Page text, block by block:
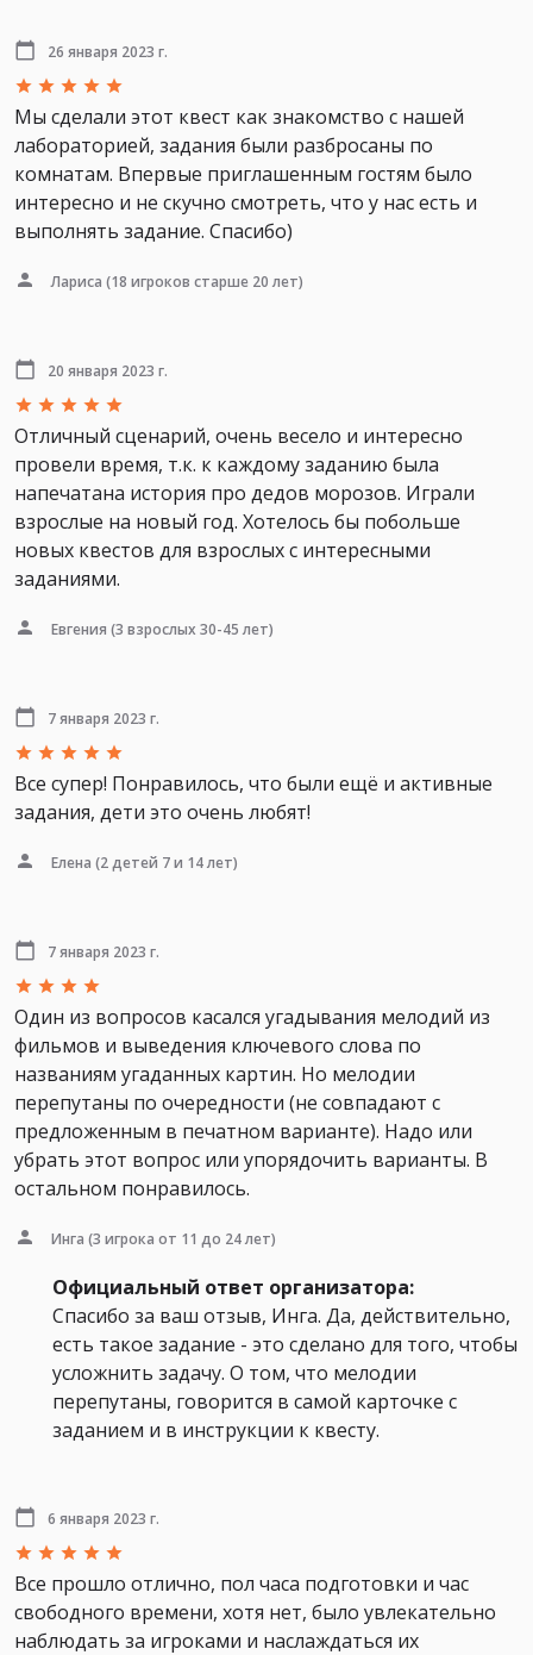
26 января 2023 г.
Мы сделали этот квест как знакомство с нашей
лабораторией, задания были разбросаны по
комнатам. Впервые приглашенным гостям было
интересно и не скучно смотреть, что у нас есть и
выполнять задание. Спасибо)
Лариса (18 игроков старше 20 лет)
20 января 2023 г.
Отличный сценарий, очень весело и интересно
провели время, т.к. к каждому заданию была
напечатана история про дедов морозов. Играли
взрослые на новый год. Хотелось бы побольше
новых квестов для взрослых с интересными
заданиями.
Евгения (3 взрослых 30-45 лет)
7 января 2023 г.
Все супер! Понравилось, что были ещё и активные
задания, дети это очень любят!
Елена (2 детей 7 и 14 лет)
7 января 2023 г.
Один из вопросов касался угадывания мелодий из
фильмов и выведения ключевого слова по
названиям угаданных картин. Но мелодии
перепутаны по очередности (не совпадают с
предложенным в печатном варианте). Надо или
убрать этот вопрос или упорядочить варианты. В
остальном понравилось.
Инга (3 игрока от 11 до 24 лет)
Официальный ответ организатора:
Спасибо за ваш отзыв, Инга. Да, действительно,
есть такое задание - это сделано для того, чтобы
усложнить задачу. О том, что мелодии
перепутаны, говорится в самой карточке с
заданием и в инструкции к квесту.
6 января 2023 г.
Все прошло отлично, пол часа подготовки и час
свободного времени, хотя нет, было увлекательно
наблюдать за игроками и наслаждаться их